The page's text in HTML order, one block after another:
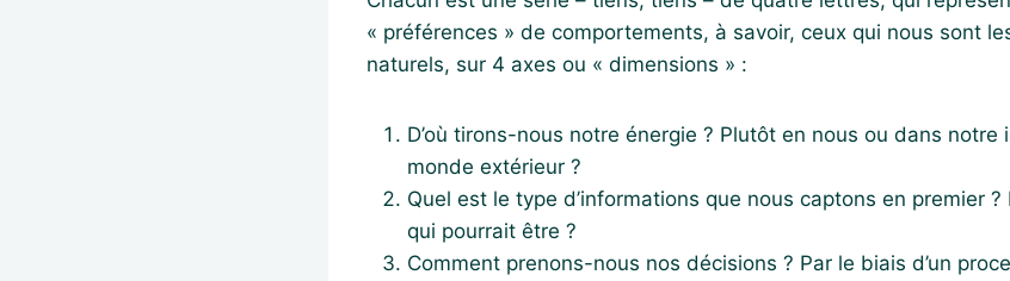
« préférences » de comportements, à savoir, ceux qui nous sont
naturels, sur 4 axes ou « dimensions » :
D’où tirons-nous notre énergie ? Plutôt en nous ou dans notre
monde extérieur ?
Quel est le type d’informations que nous captons en premier
qui pourrait être ?
Comment prenons-nous nos décisions ? Par le biais d’un